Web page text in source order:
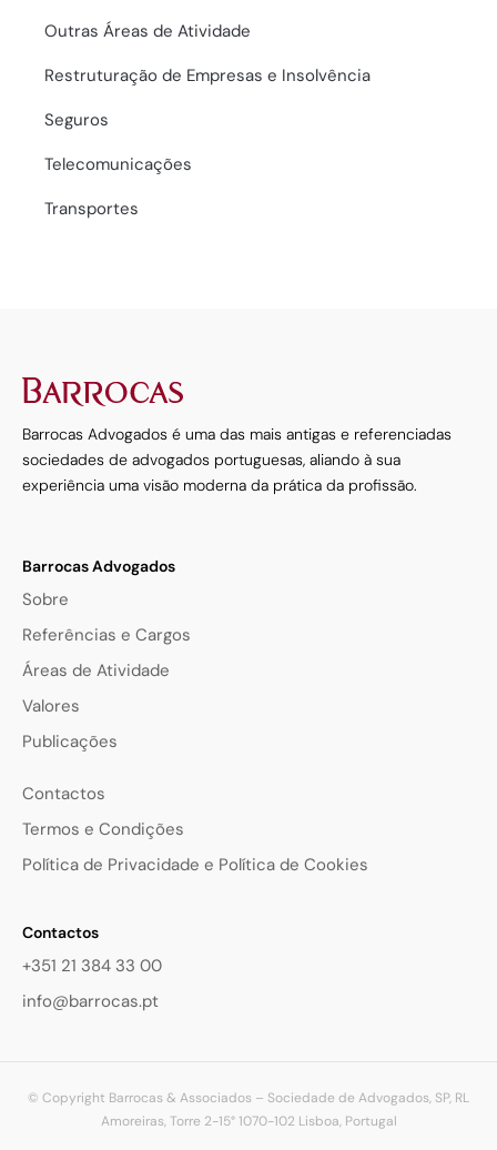
Outras Áreas de Atividade
Restruturação de Empresas e Insolvência
Seguros
Telecomunicações
Transportes
Barrocas Advogados é uma das mais antigas e referenciadas
sociedades de advogados portuguesas, aliando à sua
experiência uma visão moderna da prática da profissão.
Barrocas Advogados
Sobre
Referências e Cargos
Áreas de Atividade
Valores
Publicações
Contactos
Termos e Condições
Política de Privacidade e Política de Cookies
Contactos
+351 21 384 33 00
info@barrocas.pt
© Copyright Barrocas & Associados – Sociedade de Advogados, SP, RL
Amoreiras, Torre 2-15° 1070-102 Lisboa, Portugal